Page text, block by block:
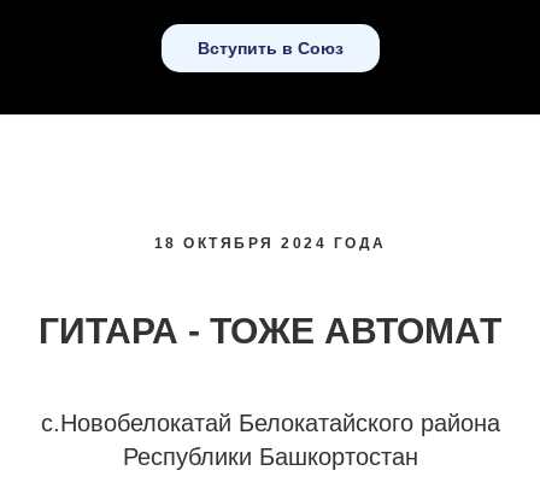
Вступить в Союз
18 ОКТЯБРЯ 2024 ГОДА
ГИТАРА - ТОЖЕ АВТОМАТ
с.Новобелокатай Белокатайского района
Республики Башкортостан